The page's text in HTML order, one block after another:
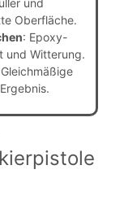
Oberfläche.
: Epoxy-
und Witterung.